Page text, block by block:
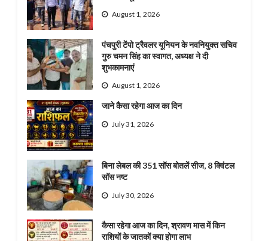
August 1, 2026
पंचपुरी टेंपो ट्रैवलर यूनियन के नवनियुक्त सचिव
गुरु चमन सिंह का स्वागत, अध्यक्ष ने दी
शुभकामनाएं
August 1, 2026
जाने कैसा रहेगा आज का दिन
July 31, 2026
बिना लेबल की 351 सॉस बोतलें सीज, 8 क्विंटल
सॉस नष्ट
July 30, 2026
कैसा रहेगा आज का दिन, श्रावण मास में किन
राशियों के जातकों क्या होगा लाभ